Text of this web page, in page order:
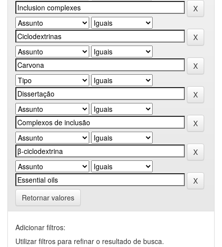
Retornar valores
Adicionar filtros:
Utilizar filtros para refinar o resultado de busca.